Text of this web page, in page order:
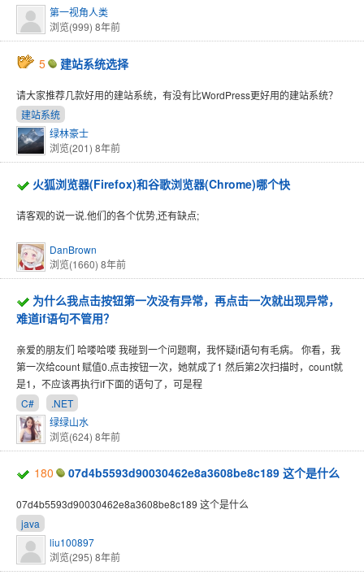
第一视角人类
浏览(999) 8年前
5 建站系统选择
请大家推荐几款好用的建站系统，有没有比WordPress更好用的建站系统？
建站系统
绿林豪士
浏览(201) 8年前
火狐浏览器(Firefox)和谷歌浏览器(Chrome)哪个快
请客观的说一说.他们的各个优势,还有缺点;
DanBrown
浏览(1660) 8年前
为什么我点击按钮第一次没有异常，再点击一次就出现异常，
难道if语句不管用？
亲爱的朋友们 哈喽哈喽 我碰到一个问题啊，我怀疑if语句有毛病。 你看，我
第一次给count 赋值0.点击按钮一次，她就成了1 然后第2次扫描时，count就
是1，不应该再执行if下面的语句了，可是程
C#
.NET
绿绿山水
浏览(624) 8年前
180 07d4b5593d90030462e8a3608be8c189 这个是什么
07d4b5593d90030462e8a3608be8c189 这个是什么
java
liu100897
浏览(295) 8年前